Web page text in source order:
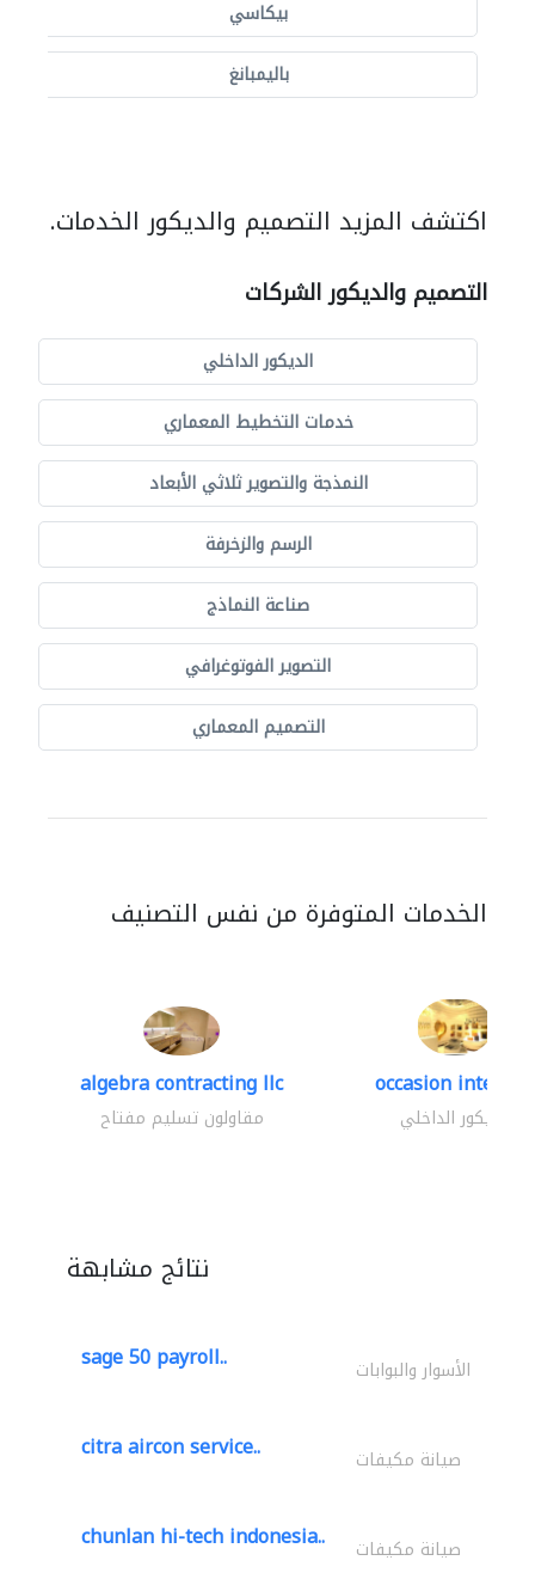
بيكاسي
باليمبانغ
اكتشف المزيد التصميم والديكور الخدمات.
التصميم والديكور الشركات
الديكور الداخلي
خدمات التخطيط المعماري
النمذجة والتصوير ثلاثي الأبعاد
الرسم والزخرفة
صناعة النماذج
التصوير الفوتوغرافي
التصميم المعماري
الخدمات المتوفرة من نفس التصنيف
algebra contracting llc
مقاولون تسليم مفتاح
occasion interiors
الديكور الداخلي
نتائج مشابهة
sage 50 payroll.. الأسوار والبوابات
citra aircon service.. صيانة مكيفات
chunlan hi-tech indonesia.. صيانة مكيفات